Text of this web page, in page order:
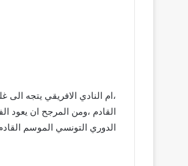
،ام النادي الافريقي يتجه
القادم ،ومن المرجح ان يعود
الدوري التونسي الموسم